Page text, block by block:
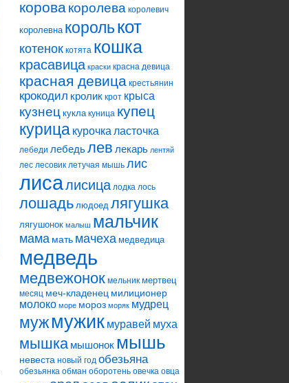
коровакоролева королевич
королевна королькот
котенок котята кошка
красавица краски красна девица
красная девица крестьянин
крокодил кролик крот крыса
кузнец кукла куница купец
курица курочка ласточка
лебеди лебедьлев лекарь лентяй
лес лесовик летучая мышь лис
лисалисица лодка лось
лошадь людоед лягушка
лягушонок малыш мальчик
мама мать мачеха медведица
медведь
медвежонок мельник мертвец
месяц меч-кладенец милиционер
молоко море мороз моряк мудрец
мужмужик муравей муха
мышка мышонок мышь
невеста новый год обезьяна
обезьянка обман оборотень овечка овца